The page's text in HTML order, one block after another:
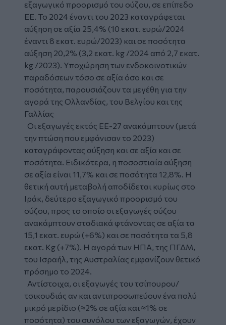
εξαγωγικό προορισμό του ούζου, σε επίπεδο
ΕΕ. Το 2024 έναντι του 2023 καταγράφεται
αύξηση σε αξία 25,4% (10 εκατ. ευρώ/2024
έναντι 8 εκατ. ευρώ/2023) και σε ποσότητα
αύξηση 20,2% (3,2 εκατ. kg /2024 από 2,7 εκατ.
kg /2023). Υποχώρηση των ενδοκοινοτικών
παραδόσεων τόσο σε αξία όσο και σε
ποσότητα, παρουσιάζουν τα μεγέθη για την
αγορά της Ολλανδίας, του Βελγίου και της
Γαλλίας
Οι εξαγωγές εκτός ΕΕ-27 ανακάμπτουν (μετά
την πτώση που εμφάνισαν το 2023)
καταγράφοντας αύξηση και σε αξία και σε
ποσότητα. Ειδικότερα, η ποσοστιαία αύξηση
σε αξία είναι 11,7% και σε ποσότητα 12,8%. Η
θετική αυτή μεταβολή αποδίδεται κυρίως στο
Ιράκ, δεύτερο εξαγωγικό προορισμό του
ούζου, προς το οποίο οι εξαγωγές ούζου
ανακάμπτουν σταδιακά φτάνοντας σε αξία τα
15,1 εκατ. ευρώ (+6%) και σε ποσότητα τα 5,8
εκατ. Kg (+7%). H αγορά των ΗΠΑ, της ΠΓΔΜ,
του Ισραήλ, της Αυστραλίας εμφανίζουν θετικό
πρόσημο το 2024.
Αντίστοιχα, οι εξαγωγές του τσίπουρου/
τσικουδιάς αν και αντιπροσωπεύουν ένα πολύ
μικρό μερίδιο (≈2% σε αξία και ≈1% σε
ποσότητα) του συνόλου των εξαγωγών, έχουν